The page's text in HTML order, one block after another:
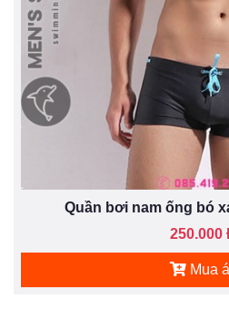
Quần bơi nam ống bó
250.000
Mua